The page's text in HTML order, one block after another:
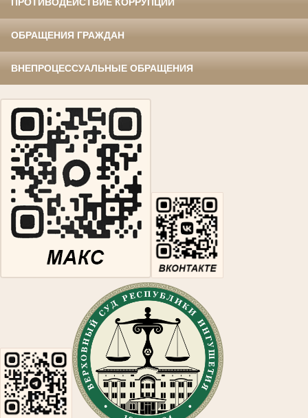
ОБРАЩЕНИЯ ГРАЖДАН
ВНЕПРОЦЕССУАЛЬНЫЕ ОБРАЩЕНИЯ